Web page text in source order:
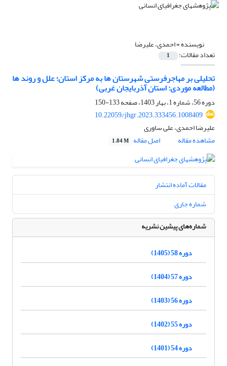
نویسنده =احمدی، علیرضا
تعداد مقالات: 1
تحلیلی بر مهاجرفرستی شهرستان ها به مرکز استان؛ علل و روند ها
(مطالعه موردی: استان آذربایجان غربی)
دوره 56، شماره 1، بهار 1403، صفحه
133-150
10.22059/jhgr.2023.333456.1008409
علیرضا احمدی، علی ساوری
مشاهده مقاله
اصل مقاله 1.84 M
مقالات آماده انتشار
شماره جاری
شماره‌های پیشین نشریه
دوره 58 (1405)
دوره 57 (1404)
دوره 56 (1403)
دوره 55 (1402)
دوره 54 (1401)